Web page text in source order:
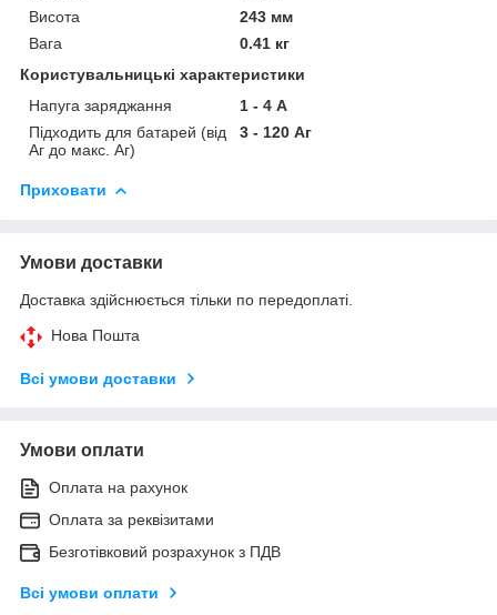
Висота
243 мм
Вага
0.41 кг
Користувальницькі характеристики
Напуга заряджання
1 - 4 А
Підходить для батарей (від
Аг до макс. Аг)
3 - 120 Аг
Приховати
Умови доставки
Доставка здійснюється тільки по передоплаті.
Нова Пошта
Всі умови доставки
Умови оплати
Оплата на рахунок
Оплата за реквізитами
Безготівковий розрахунок з ПДВ
Всі умови оплати